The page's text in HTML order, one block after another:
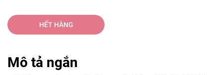
HẾT HÀNG
Mô tả ngắn